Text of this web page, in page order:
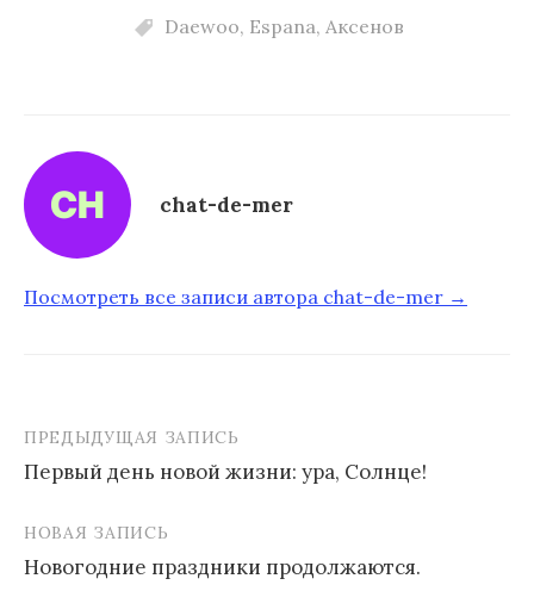
Daewoo, Espana, Аксенов
chat-de-mer
Посмотреть все записи автора chat-de-mer →
а
ПРЕДЫДУЩАЯ ЗАПИСЬ
Первый день новой жизни: ура, Солнце!
НОВАЯ ЗАПИСЬ
Новогодние праздники продолжаются.